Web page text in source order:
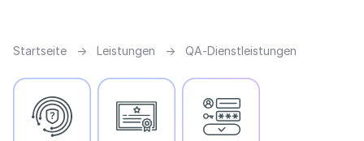
Startseite → Leistungen → QA-Dienstleistungen